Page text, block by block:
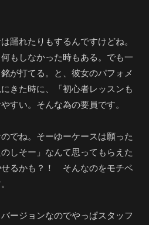
踊れたりもするんですけどね。
もしなかった時もある。でも一
が打てる。と、彼女のパフォメ
きた時に、「初心者レッスンも
すい。そんな為の要員です。
でね。そーゆーケースは願った
しそー」なんて思ってもらえた
せるかも？！ そんなのをモチベ
ージョンなのでやっぱスタッフ